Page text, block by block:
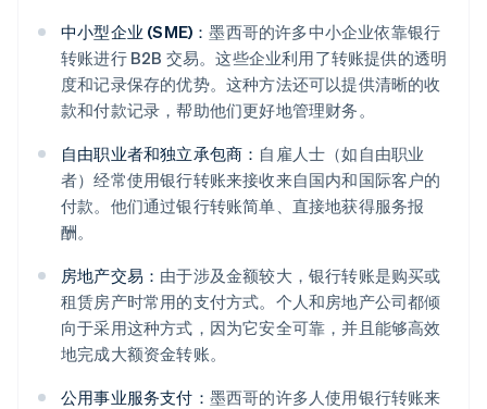
中小型企业 (SME)：墨西哥的许多中小企业依靠银行
转账进行 B2B 交易。这些企业利用了转账提供的透明
度和记录保存的优势。这种方法还可以提供清晰的收
款和付款记录，帮助他们更好地管理财务。
自由职业者和独立承包商： 自雇人士（如自由职业
者）经常使用银行转账来接收来自国内和国际客户的
付款。他们通过银行转账简单、直接地获得服务报
酬。
房地产交易： 由于涉及金额较大，银行转账是购买或
租赁房产时常用的支付方式。个人和房地产公司都倾
向于采用这种方式，因为它安全可靠，并且能够高效
地完成大额资金转账。
公用事业服务支付： 墨西哥的许多人使用银行转账来